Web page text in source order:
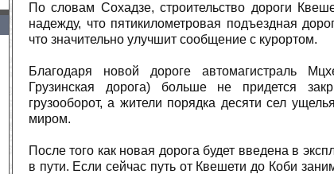
По словам Сохадзе, строительство дороги
надежду, что пятикилометровая подъездная
что значительно улучшит сообщение с курортом.
Благодаря новой дороге автомагистраль
Грузинская дорога) больше не придется
грузооборот, а жители порядка десяти сел
миром.
После того как новая дорога будет введена в
в пути. Если сейчас путь от Квешети до Коби